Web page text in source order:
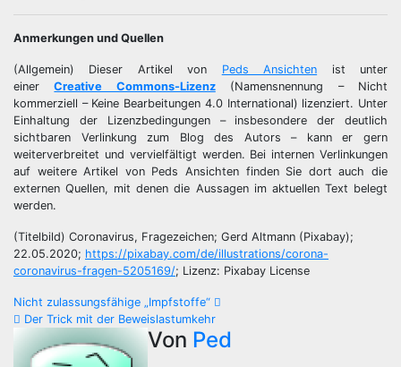
Anmerkungen und Quellen
(Allgemein) Dieser Artikel von Peds Ansichten ist unter
einerCreative Commons-Lizenz(Namensnennung – Nicht
kommerziell – Keine Bearbeitungen 4.0 International) lizenziert. Unter
Einhaltung der Lizenzbedingungen – insbesondere der deutlich
sichtbaren Verlinkung zum Blog des Autors – kann er gern
weiterverbreitet und vervielfältigt werden. Bei internen Verlinkungen
auf weitere Artikel von Peds Ansichten finden Sie dort auch die
externen Quellen, mit denen die Aussagen im aktuellen Text belegt
werden.
(Titelbild) Coronavirus, Fragezeichen; Gerd Altmann (Pixabay);
22.05.2020; https://pixabay.com/de/illustrations/corona-
coronavirus-fragen-5205169/; Lizenz: Pixabay License
Beitragsnavigation
Nicht zulassungsfähige „Impfstoffe“
Der Trick mit der Beweislastumkehr
Von Ped